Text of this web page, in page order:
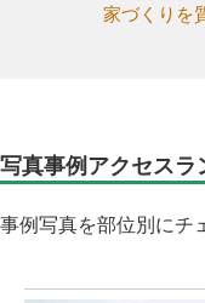
家づくりを
写真事例アクセスラ
事例写真を部位別にチ